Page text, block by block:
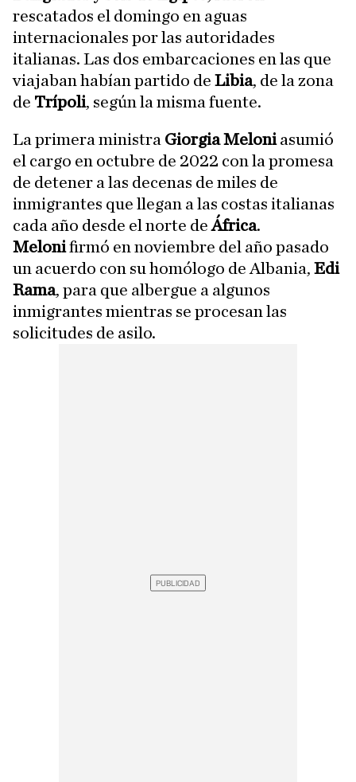
rescatados el domingo en aguas
internacionales por las autoridades
italianas. Las dos embarcaciones en las que
viajaban habían partido de Libia, de la zona
de Trípoli, según la misma fuente.
La primera ministra Giorgia Meloniasumió
el cargo en octubre de 2022 con la promesa
de detener a las decenas de miles de
inmigrantes que llegan a las costas italianas
cada año desde el norte deÁfrica.
Melonifirmó en noviembre del año pasado
un acuerdo con su homólogo de Albania, Edi
Rama, para que albergue a algunos
inmigrantes mientras se procesan las
solicitudes de asilo.